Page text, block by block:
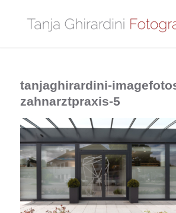
tanjaghirardini-
zahnarztpraxis-5